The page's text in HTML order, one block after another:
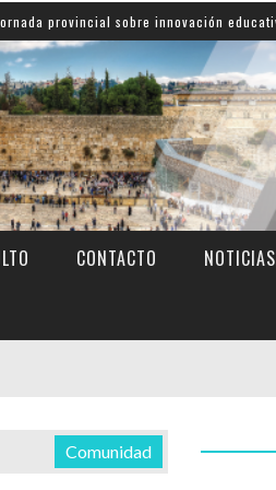
sobre innovación educativa
CONTACTO NOTICIAS
Comunidad